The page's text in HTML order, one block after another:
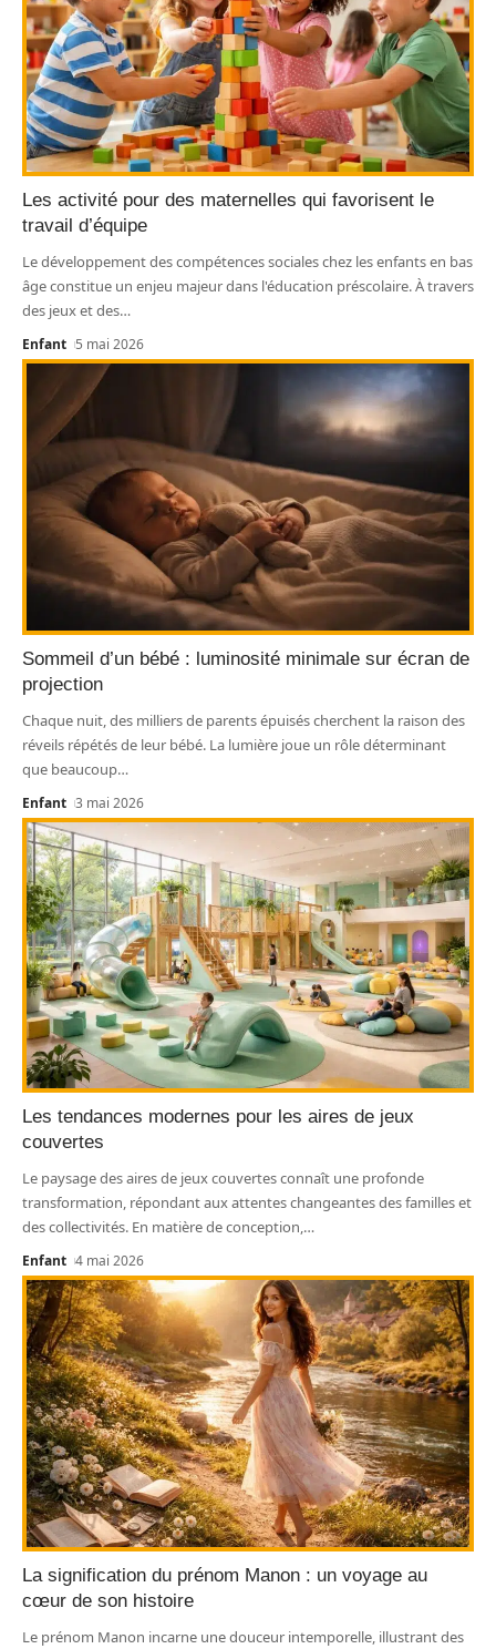
Les activité pour des maternelles qui favorisent le
travail d’équipe
Le développement des compétences sociales chez les enfants en bas
âge constitue un enjeu majeur dans l'éducation préscolaire. À travers
des jeux et des…
Enfant 5 mai 2026
Sommeil d’un bébé : luminosité minimale sur écran de
projection
Chaque nuit, des milliers de parents épuisés cherchent la raison des
réveils répétés de leur bébé. La lumière joue un rôle déterminant
que beaucoup…
Enfant 3 mai 2026
Les tendances modernes pour les aires de jeux
couvertes
Le paysage des aires de jeux couvertes connaît une profonde
transformation, répondant aux attentes changeantes des familles et
des collectivités. En matière de conception,…
Enfant 4 mai 2026
La signification du prénom Manon : un voyage au
cœur de son histoire
Le prénom Manon incarne une douceur intemporelle, illustrant des